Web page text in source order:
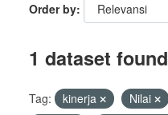
Order by
1 dataset found
Tag: kinerja Nilai